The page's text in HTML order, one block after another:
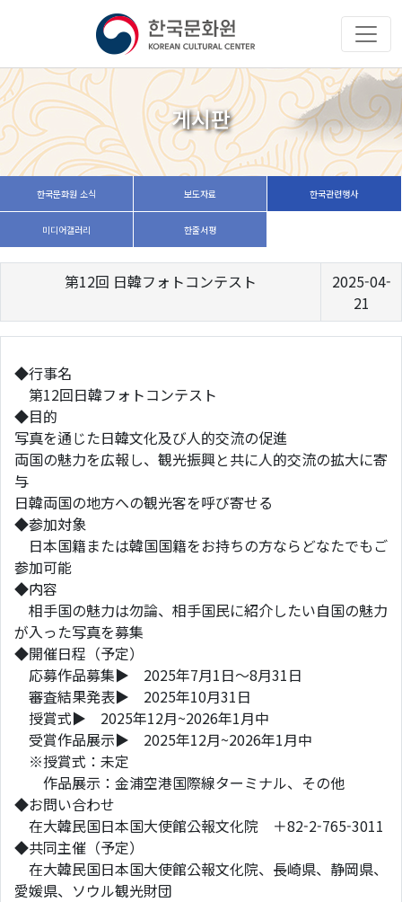
게시판
한국문화원 소식 보도자료 한국관련행사
미디어갤러리 한줄서평
第12回 日韓フォトコンテスト
2025-04-
21
◆行事名
第12回日韓フォトコンテスト
◆目的
写真を通じた日韓文化及び人的交流の促進
両国の魅力を広報し、観光振興と共に人的交流の拡大に寄
与
日韓両国の地方への観光客を呼び寄せる
◆参加対象
日本国籍または韓国国籍をお持ちの方ならどなたでもご
参加可能
◆内容
相手国の魅力は勿論、相手国民に紹介したい自国の魅力
が入った写真を募集
◆開催日程（予定）
応募作品募集▶ 2025年7月1日～8月31日
審査結果発表▶ 2025年10月31日
授賞式▶ 2025年12月~2026年1月中
受賞作品展示▶ 2025年12月~2026年1月中
※授賞式：未定
作品展示：金浦空港国際線ターミナル、その他
◆お問い合わせ
在大韓民国日本国大使館公報文化院 ＋82-2-765-3011
◆共同主催（予定）
在大韓民国日本国大使館公報文化院、長崎県、静岡県、
愛媛県、ソウル観光財団